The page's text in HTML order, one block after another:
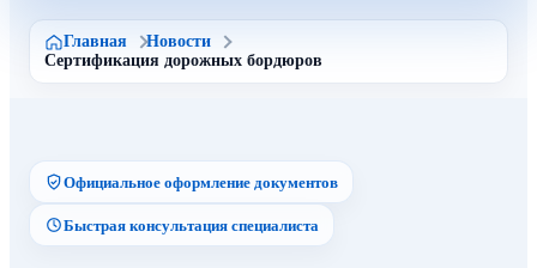
Главная
Новости
Сертификация дорожных бордюров
Официальное оформление документов
Быстрая консультация специалиста